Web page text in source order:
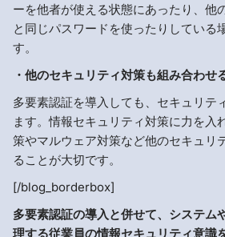
ーを他者が使える状態にあったり、他
と同じパスワードを使ったりしている
す。
・他のセキュリティ対策も組み合わせ
多要素認証を導入しても、セキュリテ
ます。情報セキュリティ対策に力を入
策やマルウェア対策など他のセキュリ
ることが大切です。
[/blog_borderbox]
多要素認証の導入と併せて、システム
理する従業員の情報セキュリティ意識